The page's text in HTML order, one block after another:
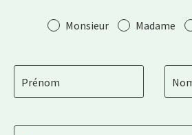
SalutationMonsieur Madame
Prénom